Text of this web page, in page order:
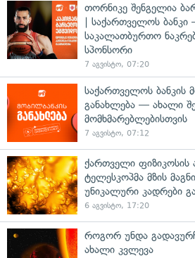
თორნიკე შენგელია
| საქართველოს
საკალათბურთო
სპონსორი
7 აგვისტო, 07:20
საქართველოს ბანკის
განახლება — ახალი
მომხმარებლებისთვის
7 აგვისტო, 07:12
ქართველი ფიზიკოსის
ტელესკოპმა მზის
უნიკალური კადრები
6 აგვისტო, 17:20
როგორ უნდა
ახალი კვლევა